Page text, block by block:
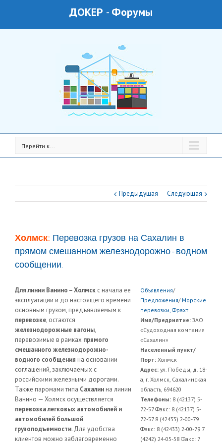
ДОКЕР - Форумы
Перейти к...
Предыдущая Следующая
Холмск: Перевозка грузов на Сахалин в
прямом смешанном железнодорожно-водном
сообщении.
Для линии Ванино – Холмск с начала ее
эксплуатации и до настоящего времени
основным грузом, предъявляемым к
перевозке, остаются
железнодорожные вагоны,
перевозимые в рамках прямого
смешанного железнодорожно-
водного сообщения на основании
соглашений, заключаемых с
российскими железными дорогами.
Также паромами типа Сахалин на линии
Ванино — Холмск осуществляется
перевозка легковых автомобилей и
автомобилей большой
грузоподъемности. Для удобства
клиентов можно заблаговременно
Объявления/
Предложения/ Морские
перевозки, Фрахт
Имя/Предриятие:ЗАО
«Судоходная компания
«Сахалин»
Населенный пункт/
Порт:Холмск
Адрес:ул. Победы, д. 18-
а, г. Холмск, Сахалинская
область, 694620
Телефоны:8 (42137) 5-
72-57 Факс: 8 (42137) 5-
72-57 8 (42433) 2-00-79
Факс: 8 (42433) 2-00-79 7
(4242) 24-05-58 Факс: 7